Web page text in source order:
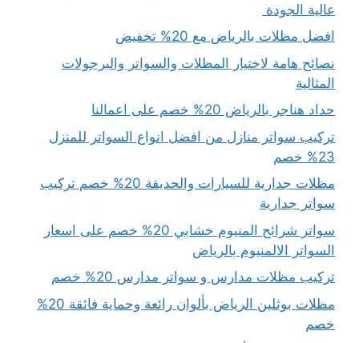
عالية الجودة
افضل مظلات بالرياض مع 20% تخفيض
نصائح هامة لاختيار المظلات والسواتر والبرجولات
المثالية
حداد هناجر بالرياض 20% خصم على اعمالنا
تركيب سواتر منازل من افضل انواع السواتر للمنزل
23% خصم
مظلات جدارية للسيارات والحديقة 20% خصم تركيب
سواتر جدارية
سواتر شرائح المنيوم خشابي 20% خصم على اسعار
السواتر الالمنيوم بالرياض
تركيب مظلات مدارس و سواتر مدارس 20% خصم
مظلات بوثلين الرياض بألوان رائعة وحماية فائقة 20%
خصم